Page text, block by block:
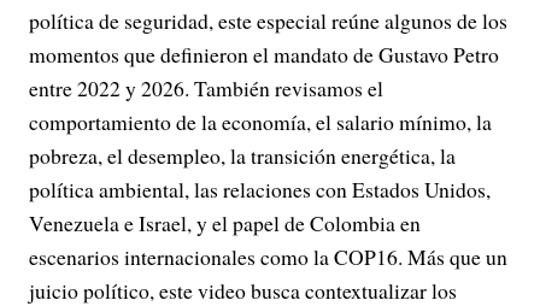
política de seguridad, este especial reúne algunos de los
momentos que definieron el mandato de Gustavo Petro
entre 2022 y 2026. También revisamos el
comportamiento de la economía, el salario mínimo, la
pobreza, el desempleo, la transición energética, la
política ambiental, las relaciones con Estados Unidos,
Venezuela e Israel, y el papel de Colombia en
escenarios internacionales como la COP16. Más que un
juicio político, este video busca contextualizar los